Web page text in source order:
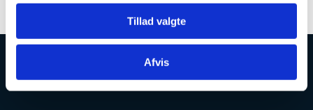
Tillad valgte
Afvis
Uddannelses- og Forskningsstyrelsen